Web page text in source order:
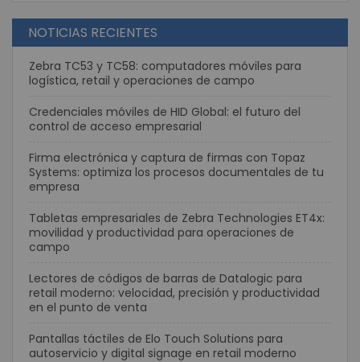
NOTICIAS RECIENTES
Zebra TC53 y TC58: computadores móviles para
logística, retail y operaciones de campo
Credenciales móviles de HID Global: el futuro del
control de acceso empresarial
Firma electrónica y captura de firmas con Topaz
Systems: optimiza los procesos documentales de tu
empresa
Tabletas empresariales de Zebra Technologies ET4x:
movilidad y productividad para operaciones de
campo
Lectores de códigos de barras de Datalogic para
retail moderno: velocidad, precisión y productividad
en el punto de venta
Pantallas táctiles de Elo Touch Solutions para
autoservicio y digital signage en retail moderno